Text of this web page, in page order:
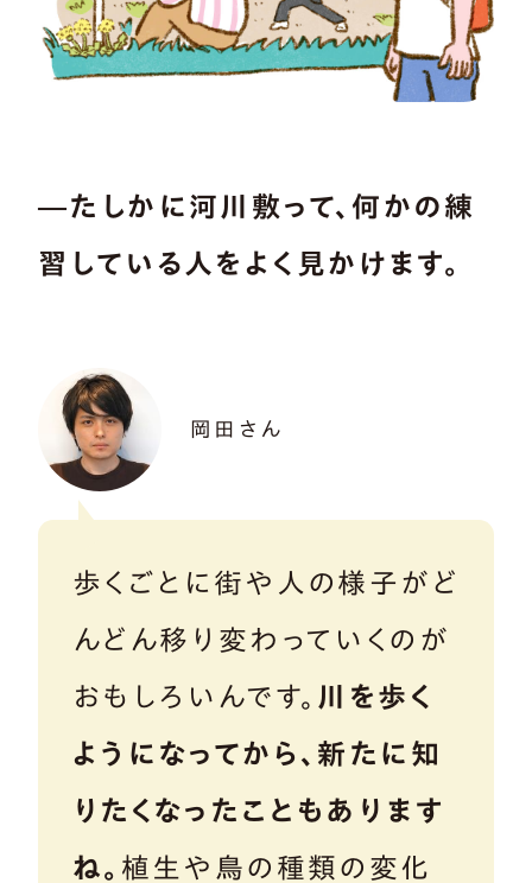
―たしかに河川敷って、何かの練
習している人をよく見かけます。
岡田さん
歩くごとに街や人の様子がど
んどん移り変わっていくのが
おもしろいんです。 川を歩く
ようになってから、新たに知
りたくなったこともあります
ね。 植生や鳥の種類の変化